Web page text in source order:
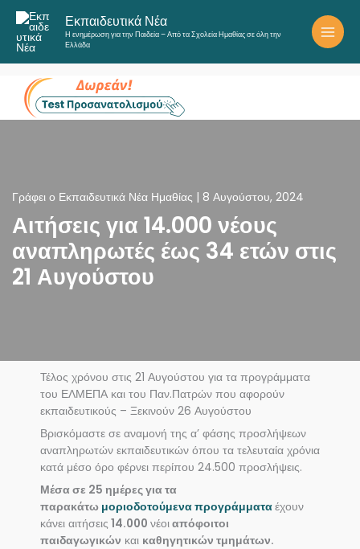
Μετάβαση
στο
περιεχόμενο
Εκπαιδευτικά Νέα
Η ενημέρωση για την Παιδεία – Από τα Σχολεία Ημαθίας σε όλη την
Ελλάδα
Γράφει ο Εκπαιδευτικά Νέα Ημαθίας 8 Αυγούστου, 2024
Αιτήσεις για 14.000 νέους
αναπληρωτές έως 34 ετών στις
21 Αυγούστου
Τέλος χρόνου στις 21 Αυγούστου για τα προγράμματα
του ΕΛΜΕΠΑ και του Παν.Πατρών που αφορούν
εκπαιδευτικούς – Ξεκινούν 26 Αυγούστου
Βρισκόμαστε σε αναμονή της α’ φάσης προσλήψεων
αναπληρωτών εκπαιδευτικών όπου τα τελευταία χρόνια
κατά μέσο όρο φέρνει περίπου 24.500 προσλήψεις.
Μέσα σε 25 ημέρες για τα
παρακάτω μοριοδοτούμενα προγράμματαέχουν
κάνει αιτήσεις 14.000 νέοιαπόφοιτοι
παιδαγωγικών και καθηγητικών τμημάτων.